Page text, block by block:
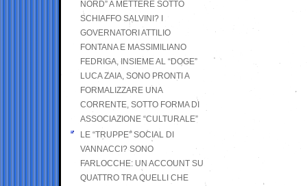
NORD” A METTERE SOTTO
SCHIAFFO SALVINI? I
GOVERNATORI ATTILIO
FONTANA E MASSIMILIANO
FEDRIGA, INSIEME AL “DOGE”
LUCA ZAIA, SONO PRONTI A
FORMALIZZARE UNA
CORRENTE, SOTTO FORMA DI
ASSOCIAZIONE “CULTURALE”
LE “TRUPPE” SOCIAL DI
VANNACCI? SONO
FARLOCCHE: UN ACCOUNT SU
QUATTRO TRA QUELLI CHE